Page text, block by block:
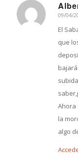
Dice:
09/04/
El
que
Ahora
la
algo